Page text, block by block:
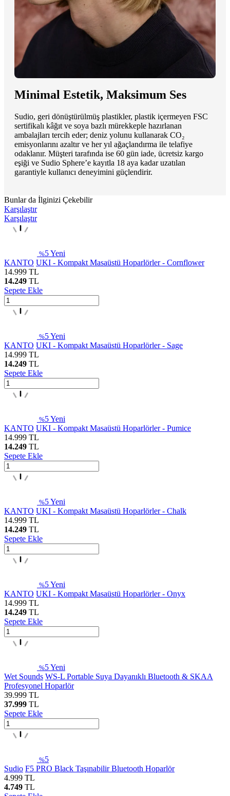
Minimal Estetik, Maksimum Ses
Sudio, geri dönüştürülmüş plastikler, plastik içermeyen FSC
sertifikalı kâğıt ve soya bazlı mürekkeple hazırlanan
ambalajları tercih eder; deniz yolunu kullanarak CO₂
emisyonlarını azaltır ve her yıl ağaçlandırma ile telafiye
odaklanır. Müşteri tarafında ise 60 gün iade, ücretsiz kargo
eşiği ve Sudio Sphere’e kayıtla 18 aya kadar uzatılan
garantiyle kullanıcı deneyimini güçlendirir.
Bunlar da İlginizi Çekebilir
Karşılaştır
Karşılaştır
%5Yeni
KANTO UKI - Kompakt Masaüstü Hoparlörler - Cornflower
14.999 TL
14.249 TL
Sepete Ekle
%5Yeni
KANTO UKI - Kompakt Masaüstü Hoparlörler - Sage
14.999 TL
14.249 TL
Sepete Ekle
%5Yeni
KANTO UKI - Kompakt Masaüstü Hoparlörler - Pumice
14.999 TL
14.249 TL
Sepete Ekle
%5Yeni
KANTO UKI - Kompakt Masaüstü Hoparlörler - Chalk
14.999 TL
14.249 TL
Sepete Ekle
%5Yeni
KANTO UKI - Kompakt Masaüstü Hoparlörler - Onyx
14.999 TL
14.249 TL
Sepete Ekle
%5Yeni
Wet Sounds WS-L Portable Suya Dayanıklı Bluetooth & SKAA
Profesyonel Hoparlör
39.999 TL
37.999 TL
Sepete Ekle
%5
Sudio F5 PRO Black Taşınabilir Bluetooth Hoparlör
4.999 TL
4.749 TL